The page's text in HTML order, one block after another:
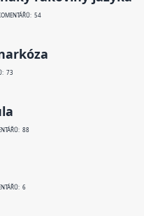
54
73
88
6